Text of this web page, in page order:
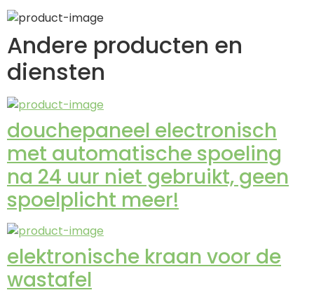
Andere producten en
diensten
douchepaneel electronisch
met automatische spoeling
na 24 uur niet gebruikt, geen
spoelplicht meer!
elektronische kraan voor de
wastafel